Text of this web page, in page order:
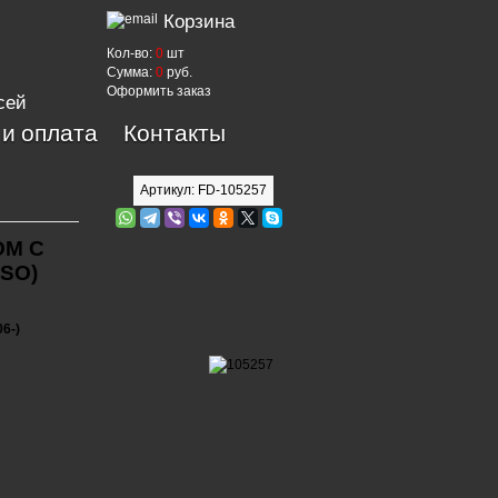
Артикул: FD-105257
С
)
Корзина
Кол-во: 0 шт
Сумма: 0 руб.
Оформить заказ
оплата Контакты